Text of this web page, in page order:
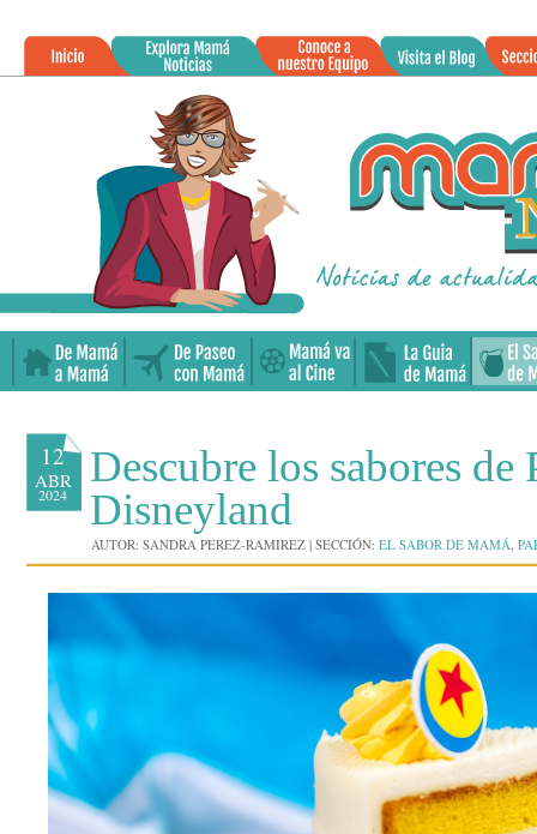
12
ABR
2024
Descubre los sabores de
Disneyland
AUTOR: SANDRA PEREZ-RAMIREZ | SECCIÓN: EL SABOR DE MAMÁ,